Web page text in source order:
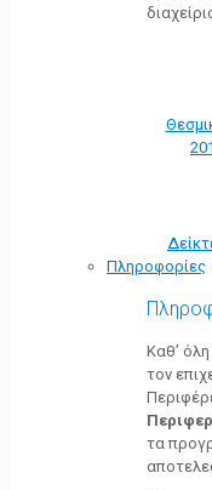
Πληροφορίες
Καθ’
τον
τα